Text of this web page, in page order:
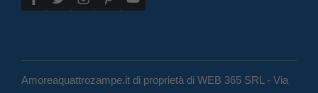
Amoreaquattrozampe.it di proprietà di WEB 365 SRL - Via